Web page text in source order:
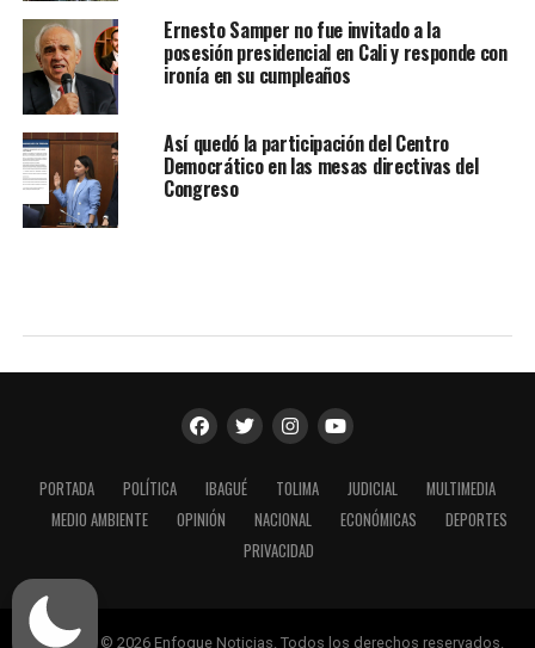
Ernesto Samper no fue invitado a la
posesión presidencial en Cali y responde con
ironía en su cumpleaños
Así quedó la participación del Centro
Democrático en las mesas directivas del
Congreso
PORTADA POLÍTICA IBAGUÉ TOLIMA JUDICIAL
MULTIMEDIA
MEDIO AMBIENTE
OPINIÓN NACIONAL ECONÓMICAS
DEPORTES
PRIVACIDAD
Copyright © 2026 Enfoque Noticias. Todos los derechos reservados.